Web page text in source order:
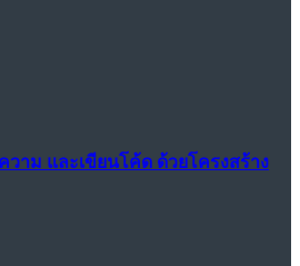
าม และเขียนโค้ด ด้วยโครงสร้าง